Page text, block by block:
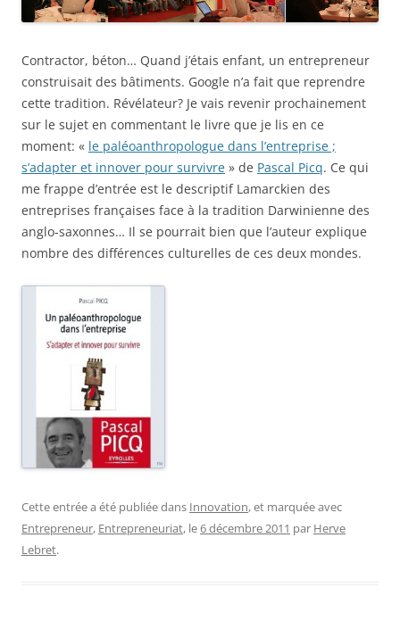
Contractor, béton… Quand j’étais enfant, un entrepreneur
construisait des bâtiments. Google n’a fait que reprendre
cette tradition. Révélateur? Je vais revenir prochainement
sur le sujet en commentant le livre que je lis en ce
moment: « le paléoanthropologue dans l’entreprise ;
s’adapter et innover pour survivre » de Pascal Picq. Ce qui
me frappe d’entrée est le descriptif Lamarckien des
entreprises françaises face à la tradition Darwinienne des
anglo-saxonnes… Il se pourrait bien que l’auteur explique
nombre des différences culturelles de ces deux mondes.
Cette entrée a été publiée dans Innovation, et marquée avec
Entrepreneur, Entrepreneuriat, le6 décembre 2011 par Herve
Lebret.